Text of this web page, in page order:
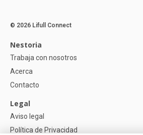
© 2026 Lifull Connect
Nestoria
Trabaja con nosotros
Acerca
Contacto
Legal
Aviso legal
Política de Privacidad